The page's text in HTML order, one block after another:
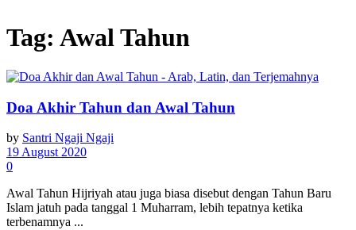
Tag: Awal Tahun
Doa Akhir Tahun dan Awal Tahun
by Santri Ngaji Ngaji
19 August 2020
0
Awal Tahun Hijriyah atau juga biasa disebut dengan Tahun Baru
Islam jatuh pada tanggal 1 Muharram, lebih tepatnya ketika
terbenamnya ...